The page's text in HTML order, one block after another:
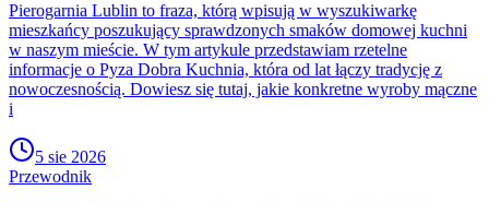
Pierogarnia Lublin to fraza, którą wpisują w wyszukiwarkę
mieszkańcy poszukujący sprawdzonych smaków domowej kuchni
w naszym mieście. W tym artykule przedstawiam rzetelne
informacje o Pyza Dobra Kuchnia, która od lat łączy tradycję z
nowoczesnością. Dowiesz się tutaj, jakie konkretne wyroby mączne
i
5 sie 2026
Przewodnik